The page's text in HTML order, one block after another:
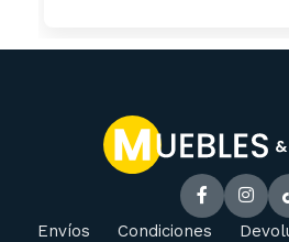
Envíos Condiciones